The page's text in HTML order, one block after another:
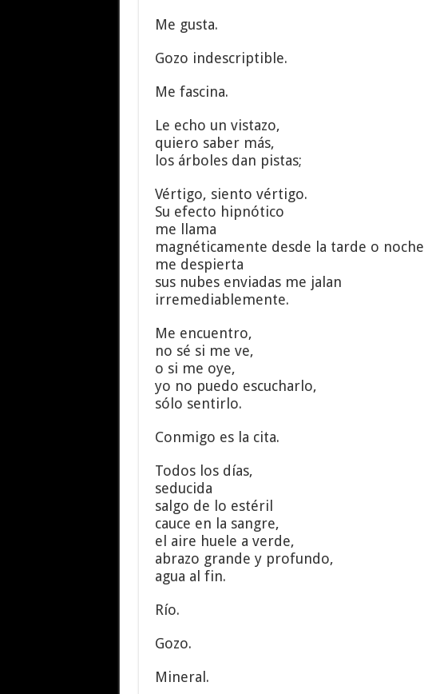
Me gusta.
Gozo indescriptible.
Me fascina.
Le echo un vistazo,
quiero saber más,
los árboles dan pistas;
Vértigo, siento vértigo.
Su efecto hipnótico
me llama
magnéticamente desde la tarde o noche
me despierta
sus nubes enviadas me jalan
irremediablemente.
Me encuentro,
no sé si me ve,
o si me oye,
yo no puedo escucharlo,
sólo sentirlo.
Conmigo es la cita.
Todos los días,
seducida
salgo de lo estéril
cauce en la sangre,
el aire huele a verde,
abrazo grande y profundo,
agua al fin.
Río.
Gozo.
Mineral.